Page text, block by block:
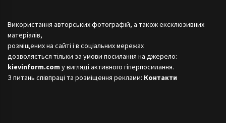
Використання авторських фотографій, а також ексклюзивних
матеріалів,
розміщених на сайті і в соціальних мережах
дозволяється тільки за умови посилання на джерело:
kievinform.com у вигляді активного гіперпосилання.
З питань співпраці та розміщення реклами: Контакти